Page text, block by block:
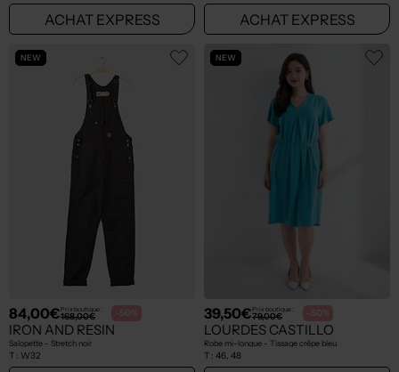
ACHAT EXPRESS ACHAT EXPRESS
NEW
84,00€Prix boutique :
168,00€ -50%
IRON AND RESIN
Salopette - Stretch noir
T : W32
NEW
39,50€Prix boutique :
79,00€ -50%
LOURDES CASTILLO
Robe mi-longue - Tissage crêpe bleu
T : 46, 48